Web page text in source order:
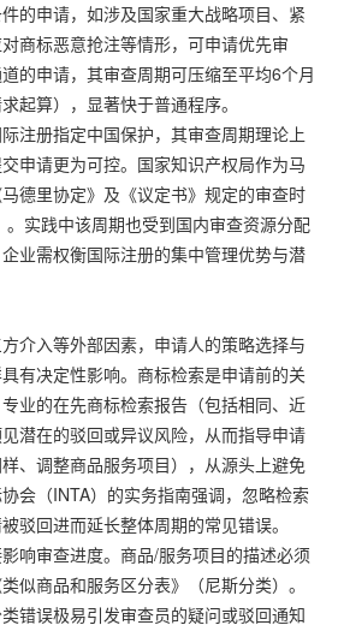
件的申请，如涉及国家重大战略项目、紧
商标恶意抢注等情形，可申请优先审
的申请，其审查周期可压缩至平均6个月
起算），显著快于普通程序。
注册指定中国保护，其审查周期理论上
申请更为可控。国家知识产权局作为马
德里协定》及《议定书》规定的审查时
实践中该周期也受到国内审查资源分配
业需权衡国际注册的集中管理优势与潜
介入等外部因素，申请人的策略选择与
有决定性影响。商标检索是申请前的关
业的在先商标检索报告（包括相同、近
潜在的驳回或异议风险，从而指导申请
、调整商品服务项目），从源头上避免
会（INTA）的实务指南强调，忽略检索
驳回进而延长整体周期的常见错误。
响审查进度。商品/服务项目的描述必须
似商品和服务区分表》（尼斯分类）。
错误极易引发审查员的疑问或驳回通知